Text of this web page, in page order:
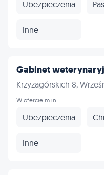
Ubezpieczenia
Inne
Gabinet
Krzyżagórskich 8,
W ofercie m.in.:
Ubezpieczenia
Inne